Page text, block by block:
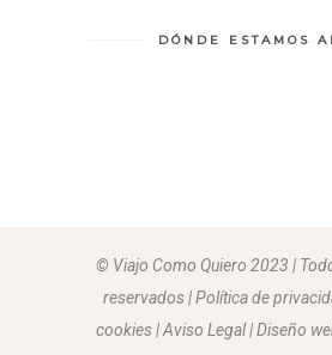
DÓNDE ESTAMOS
© Viajo Como Quiero 2023 |
reservados | Política de
cookies | Aviso Legal |Diseño